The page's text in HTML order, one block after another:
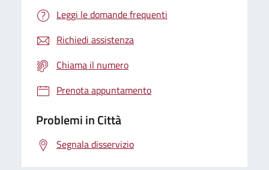
Leggi le domande frequenti
Richiedi assistenza
Chiama il numero
Prenota appuntamento
Problemi in Città
Segnala disservizio